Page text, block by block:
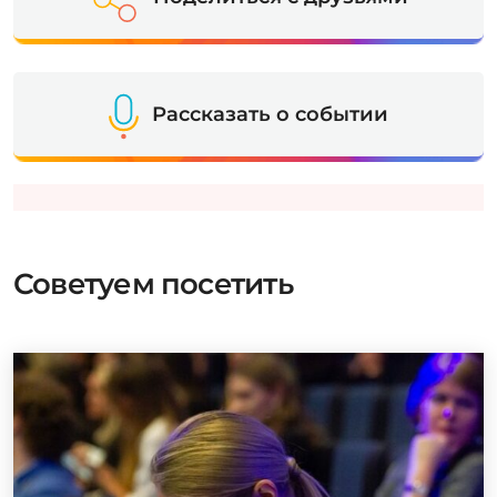
Рассказать о событии
Советуем посетить